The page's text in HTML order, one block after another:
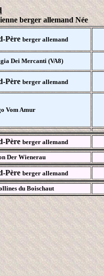
berger allemand Née
Père berger allemand
Dei Mercanti (VA8)
Père berger allemand
Vom Amur
Père berger allemand
Der Wienerau
Père berger allemand
du Boischaut